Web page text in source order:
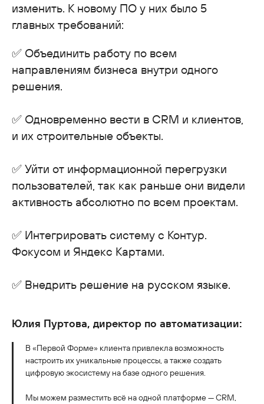
изменить. К новому ПО у них было 5
главных требований:
✅ Объединить работу по всем
направлениям бизнеса внутри одного
решения.
✅ Одновременно вести в CRM и клиентов,
и их строительные объекты.
✅ Уйти от информационной перегрузки
пользователей, так как раньше они видели
активность абсолютно по всем проектам.
✅ Интегрировать систему с Контур.
Фокусом и Яндекс Картами.
✅ Внедрить решение на русском языке.
Юлия Пуртова, директор по автоматизации:
В «Первой Форме» клиента привлекла возможность
настроить их уникальные процессы, а также создать
цифровую экосистему на базе одного решения.
Мы можем разместить всё на одной платформе — CRM,